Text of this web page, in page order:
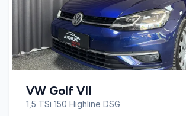
VW Golf VII
1,5 TSi 150 Highline DSG